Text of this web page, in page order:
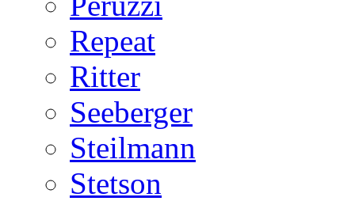
Repeat
Ritter
Seeberger
Steilmann
Stetson